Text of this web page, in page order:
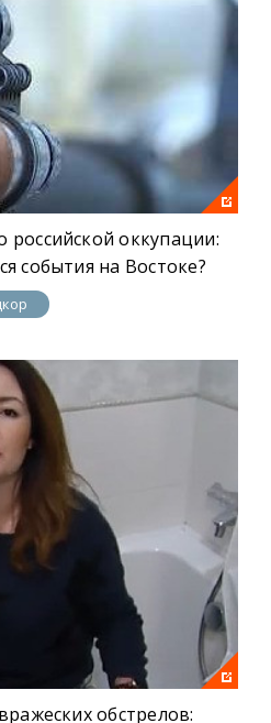
оккупации:
события на Востоке?
обстрелов: